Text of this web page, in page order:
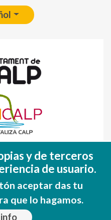
EUROPA
y de terceros
de usuario.
aceptar das tu
que lo hagamos.